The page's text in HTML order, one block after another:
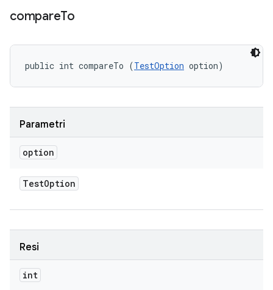
compareTo
public int compareTo (TestOption option)
Parametri
option
TestOption
Resi
int